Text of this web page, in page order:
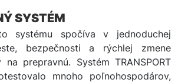
SYSTÉM
systému spočíva v jednoduchej
bezpečnosti a rýchlej zmene
prepravnú. Systém TRANSPORT
mnoho poľnohospodárov,